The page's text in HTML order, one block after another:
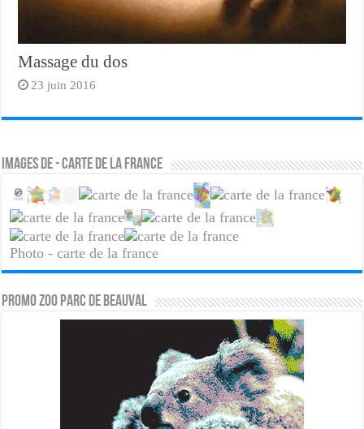
Massage du dos
23 juin 2016
Images de - carte de la france
Photo - carte de la france
PROMO ZOO PARC DE BEAUVAL